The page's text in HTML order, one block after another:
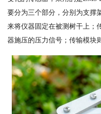
要分为三个部分，分别为支撑
来将仪器固定在被测树干上；
器施压的压力信号；传输模块